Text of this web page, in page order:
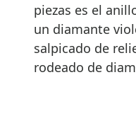
piezas es el
un diamante
salpicado de
rodeado de